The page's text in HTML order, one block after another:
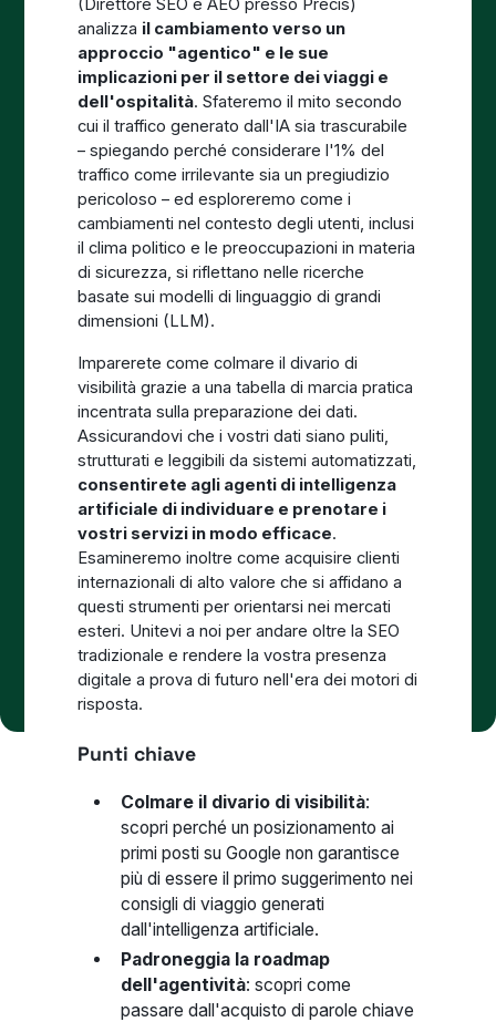
(Direttore SEO e AEO presso Precis)
analizza il cambiamento verso un
approccio "agentico" e le sue
implicazioni per il settore dei viaggi e
dell'ospitalità. Sfateremo il mito secondo
cui il traffico generato dall'IA sia trascurabile
– spiegando perché considerare l'1% del
traffico come irrilevante sia un pregiudizio
pericoloso – ed esploreremo come i
cambiamenti nel contesto degli utenti, inclusi
il clima politico e le preoccupazioni in materia
di sicurezza, si riflettano nelle ricerche
basate sui modelli di linguaggio di grandi
dimensioni (LLM).
Imparerete come colmare il divario di
visibilità grazie a una tabella di marcia pratica
incentrata sulla preparazione dei dati.
Assicurandovi che i vostri dati siano puliti,
strutturati e leggibili da sistemi automatizzati,
consentirete agli agenti di intelligenza
artificiale di individuare e prenotare i
vostri servizi in modo efficace.
Esamineremo inoltre come acquisire clienti
internazionali di alto valore che si affidano a
questi strumenti per orientarsi nei mercati
esteri. Unitevi a noi per andare oltre la SEO
tradizionale e rendere la vostra presenza
digitale a prova di futuro nell'era dei motori di
risposta.
Punti chiave
Colmare il divario di visibilità:
scopri perché un posizionamento ai
primi posti su Google non garantisce
più di essere il primo suggerimento nei
consigli di viaggio generati
dall'intelligenza artificiale.
Padroneggia la roadmap
dell'agentività: scopri come
passare dall'acquisto di parole chiave